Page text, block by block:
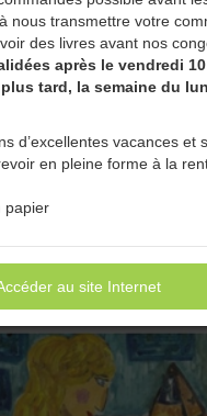
nous transmettre votre
des livres avant nos
après le vendredi
tard, la semaine du
d’excellentes vacances et
en pleine forme à la
papier
au site Internet
0
• CHANTS